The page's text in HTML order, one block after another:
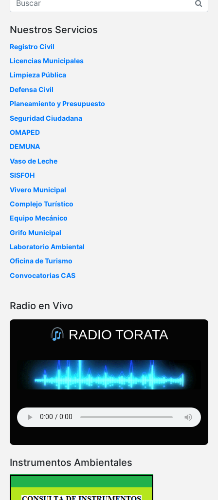
Nuestros Servicios
Registro Civil
Licencias Municipales
Limpieza Pública
Defensa Civil
Planeamiento y Presupuesto
Seguridad Ciudadana
OMAPED
DEMUNA
Vaso de Leche
SISFOH
Vivero Municipal
Complejo Turístico
Equipo Mecánico
Grifo Municipal
Laboratorio Ambiental
Oficina de Turismo
Convocatorias CAS
Radio en Vivo
RADIO TORATA
Instrumentos Ambientales